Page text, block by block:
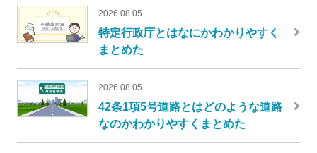
2026.08.05
特定行政庁とはなにかわかりやすく
まとめた
2026.08.05
42条1項5号道路とはどのような道路
なのかわかりやすくまとめた